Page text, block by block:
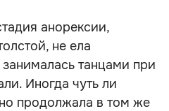
анорексии,
не ела
танцами при
Иногда чуть ли
продолжала в том же